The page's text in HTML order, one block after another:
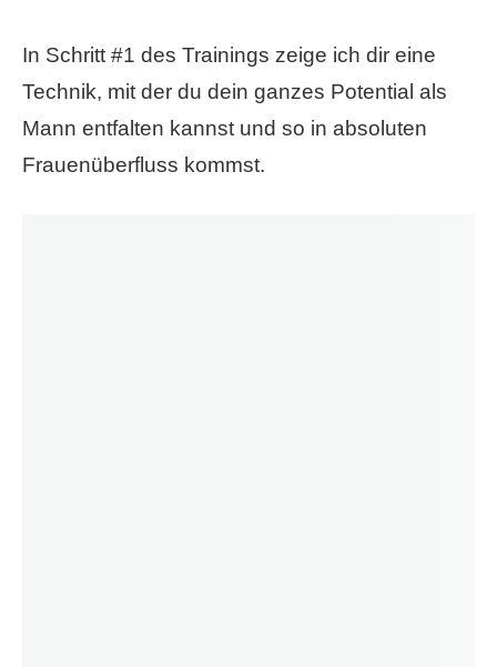
In Schritt #1 des Trainings zeige ich dir eine
Technik, mit der du dein ganzes Potential als
Mann entfalten kannst und so in absoluten
Frauenüberfluss kommst.